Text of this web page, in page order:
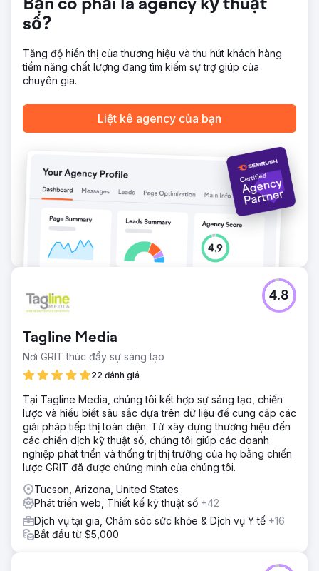
phòng phẩm (phong bì, nhãn, nhãn dán), quảng cáo biển
quảng cáo, quảng cáo trực tuyến, quảng cáo in ấn, và
ấy.
Bạn có phải là agency kỹ thuật
số?
Tăng độ hiển thị của thương hiệu và thu hút khách hàng
tiềm năng chất lượng đang tìm kiếm sự trợ giúp của
chuyên gia.
Liệt kê agency của bạn
Tagline Media
Nơi GRIT thúc đẩy sự sáng tạo
22 đánh giá
4.8
Tại Tagline Media, chúng tôi kết hợp sự sáng tạo, chiến
lược và hiểu biết sâu sắc dựa trên dữ liệu để cung cấp các
giải pháp tiếp thị toàn diện. Từ xây dựng thương hiệu đến
các chiến dịch kỹ thuật số, chúng tôi giúp các doanh
nghiệp phát triển và thống trị thị trường của họ bằng chiến
lược GRIT đã được chứng minh của chúng tôi.
Tucson, Arizona, United States
Phát triển web, Thiết kế kỹ thuật số +42
Dịch vụ tại gia, Chăm sóc sức khỏe & Dịch vụ Y tế +16
Bắt đầu từ $5,000